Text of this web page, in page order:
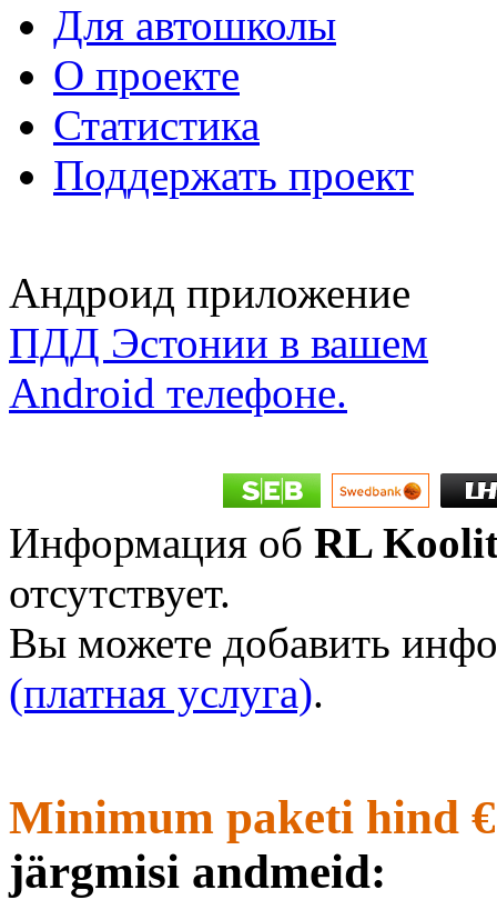
Для автошколы
О проекте
Статистика
Поддержать проект
Андроид приложение
ПДД Эстонии в вашем
Android телефоне.
Информация об RL
отсутствует.
Вы можете добавить
(платная услуга).
Minimum paketi hind
järgmisi andmeid: